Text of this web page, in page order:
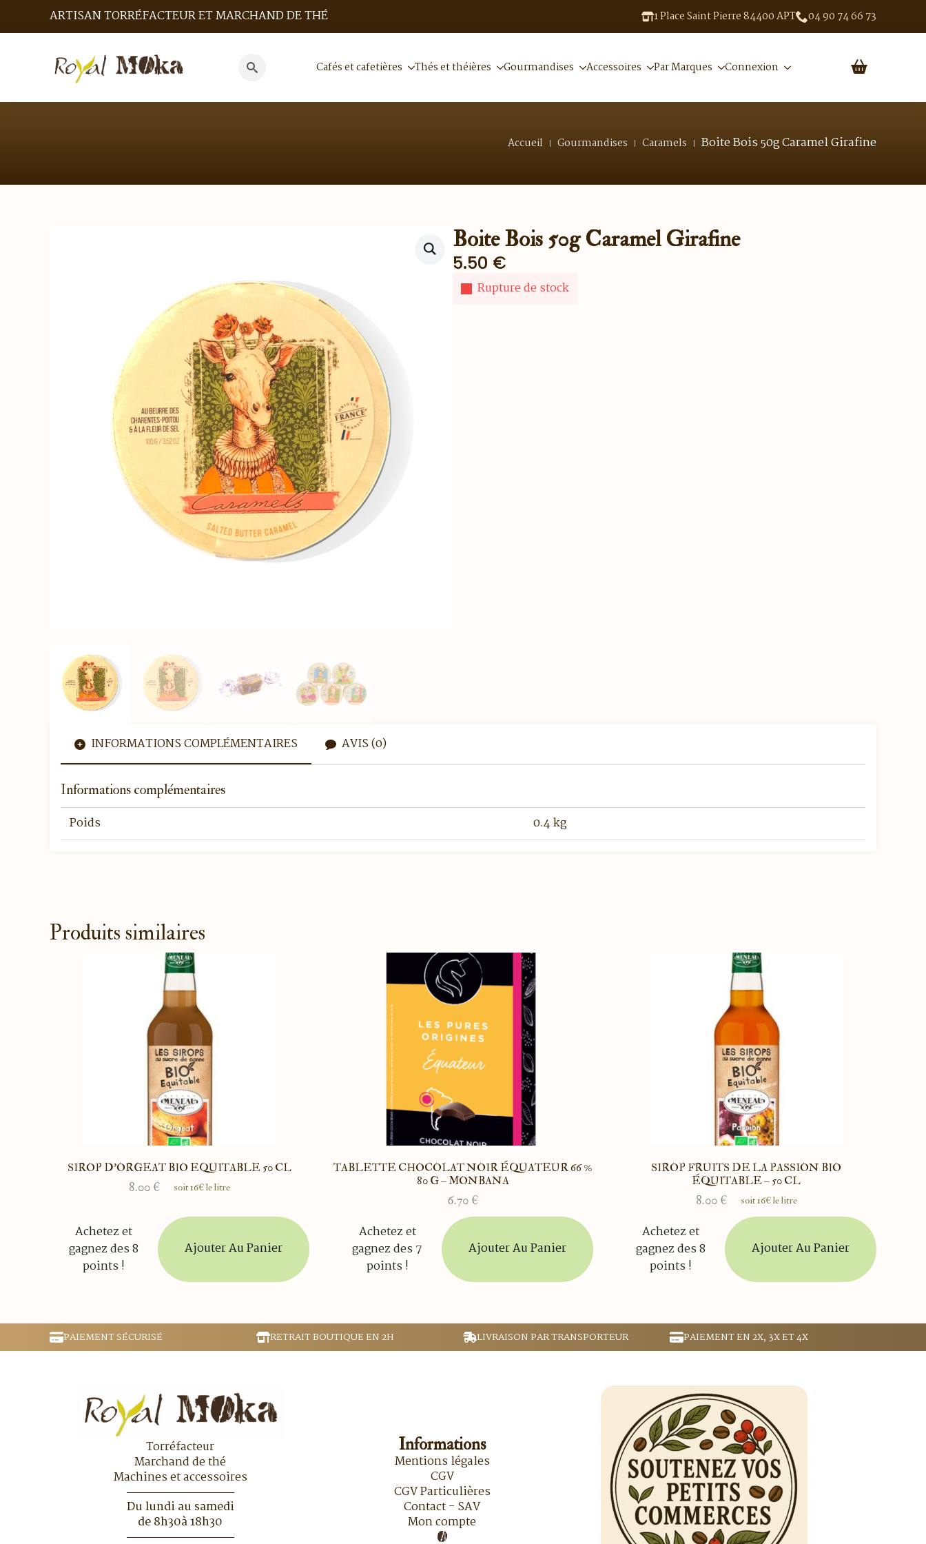
ARTISAN TORRÉFACTEUR ET MARCHAND DE THÉ 1 Place Saint Pierre 84400 APT 04 90 74 66 73
for:
Cafés et cafetières Thés et théières Gourmandises Accessoires Par Marques Connexion
Accueil Gourmandises Caramels Boite Bois 50g Caramel Girafine
Boite Bois 50g Caramel Girafine
5.50 €
Rupture de stock
INFORMATIONS COMPLÉMENTAIRES AVIS (0)
Informations complémentaires
Poids 0.4 kg
Produits similaires
SIROP D’ORGEAT BIO EQUITABLE 50 CL
8.00 € soit 16€ le litre
Achetez et
gagnez des 8
points !
Ajouter Au Panier
TABLETTE CHOCOLAT NOIR ÉQUATEUR 66 %
80 G – MONBANA
6.70 €
Achetez et
gagnez des 7
points !
Ajouter Au Panier
SIROP FRUITS DE LA PASSION BIO
ÉQUITABLE – 50 CL
8.00 € soit 16€ le litre
Achetez et
gagnez des 8
points !
Ajouter Au Panier
PAIEMENT SÉCURISÉ RETRAIT BOUTIQUE EN 2H LIVRAISON PAR TRANSPORTEUR PAIEMENT EN 2X, 3X ET 4X
Torréfacteur
Marchand de thé
Machines et accessoires
Du lundi au samedi
de 8h30à 18h30
Informations
Mentions légales
CGV
CGV Particulières
Contact - SAV
Mon compte